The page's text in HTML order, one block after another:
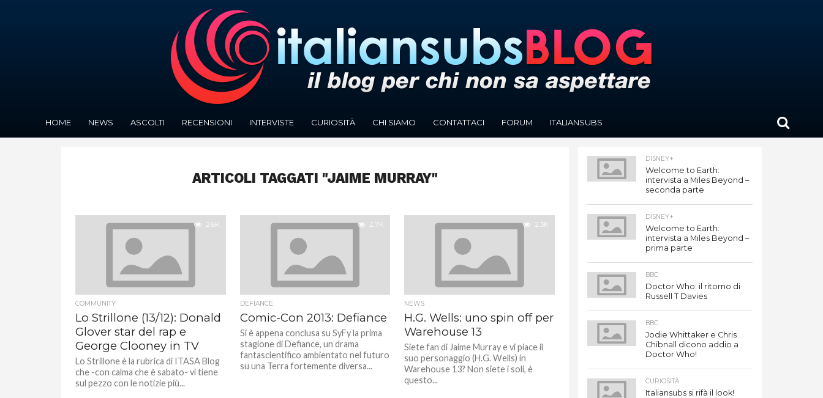
HOME NEWS ASCOLTI RECENSIONI INTERVISTE CURIOSITÀ CHI SIAMO CONTATTACI FORUM ITALIANSUBS
ARTICOLI TAGGATI "JAIME MURRAY"
2.6K
COMMUNITY
Lo Strillone (13/12): Donald
Glover star del rap e
George Clooney in TV
Lo Strillone è la rubrica di ITASA Blog
che -con calma che è sabato- vi tiene
sul pezzo con le notizie più...
2.7K
DEFIANCE
Comic-Con 2013: Defiance
Si è appena conclusa su SyFy la prima
stagione di Defiance, un drama
fantascientifico ambientato nel futuro
su una Terra fortemente diversa...
2.3K
NEWS
H.G. Wells: uno spin off per
Warehouse 13
Siete fan di Jaime Murray e vi piace il
suo personaggio (H.G. Wells) in
Warehouse 13? Non siete i soli, è
questo...
DISNEY+
Welcome to Earth:
intervista a Miles Beyond –
seconda parte
DISNEY+
Welcome to Earth:
intervista a Miles Beyond –
prima parte
BBC
Doctor Who: il ritorno di
Russell T Davies
BBC
Jodie Whittaker e Chris
Chibnall dicono addio a
Doctor Who!
CURIOSITÀ
Italiansubs si rifà il look!